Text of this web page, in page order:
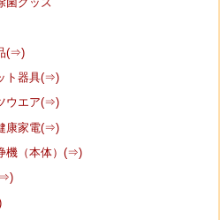
(⇒)
ト器具(⇒)
ウエア(⇒)
康家電(⇒)
機（本体）(⇒)